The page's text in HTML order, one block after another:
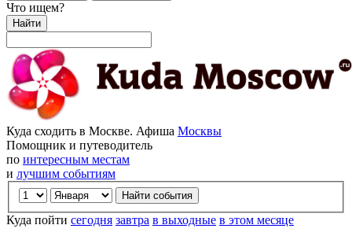
Что ищем?
Найти
Куда сходить в Москве. Афиша Москвы
Помощник и путеводитель
по интересным местам
и лучшим событиям
Куда пойти сегодня завтра в выходные в этом месяце